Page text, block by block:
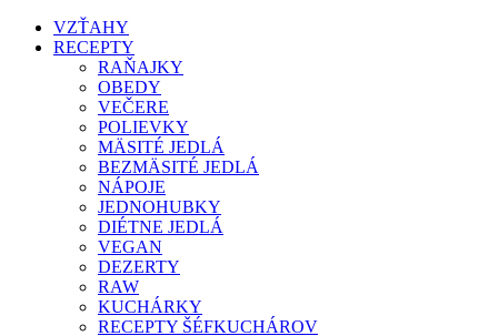
VZŤAHY
RECEPTY
RAŇAJKY
OBEDY
VEČERE
POLIEVKY
MÄSITÉ JEDLÁ
BEZMÄSITÉ JEDLÁ
NÁPOJE
JEDNOHUBKY
DIÉTNE JEDLÁ
VEGAN
DEZERTY
RAW
KUCHÁRKY
RECEPTY ŠÉFKUCHÁROV